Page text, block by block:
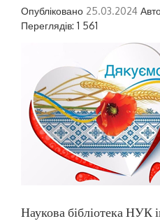
Опубліковано 25.03.2024
Переглядів: 1 561
Наукова бібліотека НУК